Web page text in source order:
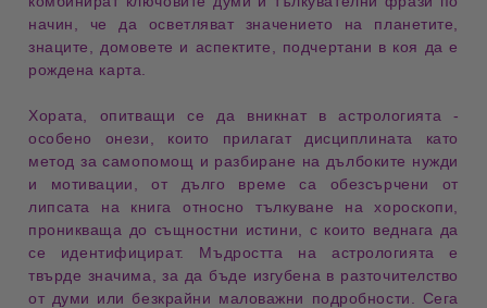
начин, че да осветляват значението на планетите
знаците, домовете и аспектите, подчертани в коя да е
рождена карта.
Хората, опитващи се да вникнат вастрологията ­
особено онези, които прилагат дисциплината като
метод засамопомощ и разбиране на дълбоките нужди
и мотивации, от дълго време са обезсърчени от
липсата на книга относнотълкуване на хороскопи,
проникваща до същностни истини, с които веднага да
се идентифицират. Мъдростта на астрологията е
твърде значима , за да бъде изгубена в разточителство
от думи или безкрайни маловажни подробности. Сега